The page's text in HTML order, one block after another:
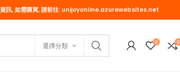
訊, 如需購買, 請前往: unijoyonline.azurewebsites.net
選擇分類 0 0